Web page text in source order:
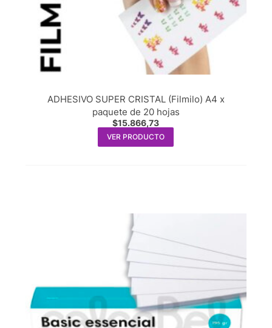
ADHESIVO SUPER CRISTAL (Filmilo) A4 x
paquete de 20 hojas
$15.866,73
VER PRODUCTO